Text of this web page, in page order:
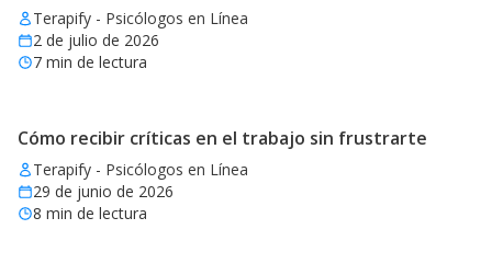
Terapify - Psicólogos en Línea
2 de julio de 2026
7 min de lectura
Cómo recibir críticas en el trabajo sin frustrarte
Terapify - Psicólogos en Línea
29 de junio de 2026
8 min de lectura